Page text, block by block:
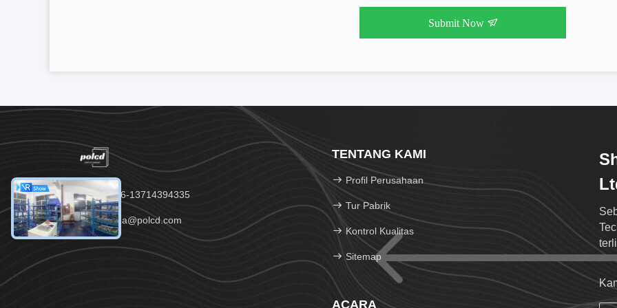
Submit Now
Telp：00-86-13714394335
Surel：anna@polcd.com
TENTANG KAMI
Profil Perusahaan
Tur Pabrik
Kontrol Kualitas
Sitemap
ACARA